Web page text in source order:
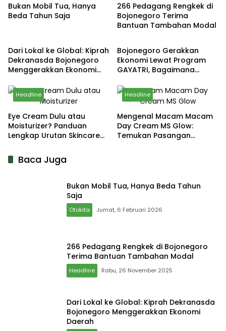
Bukan Mobil Tua, Hanya
Beda Tahun Saja
266 Pedagang Rengkek di
Bojonegoro Terima
Bantuan Tambahan Modal
Dari Lokal ke Global: Kiprah
Dekranasda Bojonegoro
Menggerakkan Ekonomi
Headline
Bojonegoro Gerakkan
Ekonomi Lewat Program
GAYATRI, Bagaimana
Headline
Eye Cream Dulu atau
Moisturizer? Panduan
Lengkap Urutan Skincare
Headline
Mengenal Macam Macam
Day Cream MS Glow:
Temukan Pasangan
Baca Juga
Bukan Mobil Tua, Hanya Beda Tahun
Saja
Otokita Jumat, 6 Februari 2026
266 Pedagang Rengkek di Bojonegoro
Terima Bantuan Tambahan Modal
Headline Rabu, 26 November 2025
Dari Lokal ke Global: Kiprah Dekranasda
Bojonegoro Menggerakkan Ekonomi
Daerah